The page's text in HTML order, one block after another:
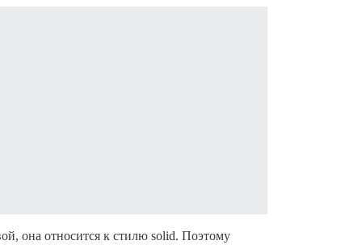
она относится к стилю solid. Поэтому